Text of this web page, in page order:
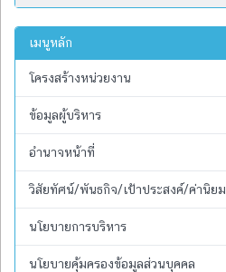
เมนูหลัก
โครงสร้างหน่วยงาน
ข้อมูลผู้บริหาร
อำนาจหน้าที่
วิสัยทัศน์/พันธกิจ/เป้าประสงค์/ค่านิยม
นโยบายการบริหาร
นโยบายคุ้มครองข้อมูลส่วนบุคคล